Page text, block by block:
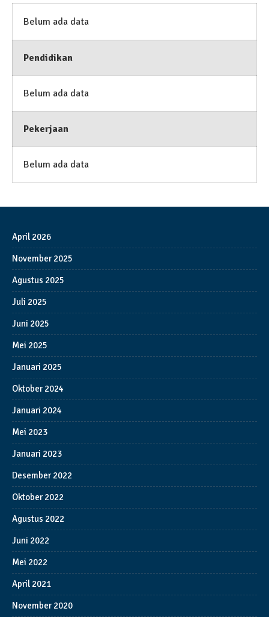
Belum ada data
Pendidikan
Belum ada data
Pekerjaan
Belum ada data
April 2026
November 2025
Agustus 2025
Juli 2025
Juni 2025
Mei 2025
Januari 2025
Oktober 2024
Januari 2024
Mei 2023
Januari 2023
Desember 2022
Oktober 2022
Agustus 2022
Juni 2022
Mei 2022
April 2021
November 2020